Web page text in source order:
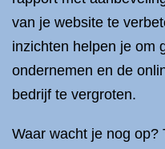
van je website te
inzichten helpen je om
ondernemen en de
bedrijf te vergroten.
Waar wacht je nog op?